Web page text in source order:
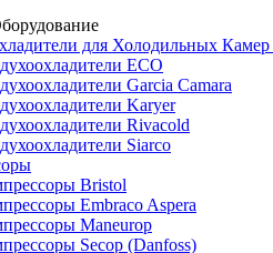
для Холодильных
ECO
Garcia Camara
Karyer
Rivacold
Siarco
Bristol
Embraco Aspera
Maneurop
Secop (Danfoss)